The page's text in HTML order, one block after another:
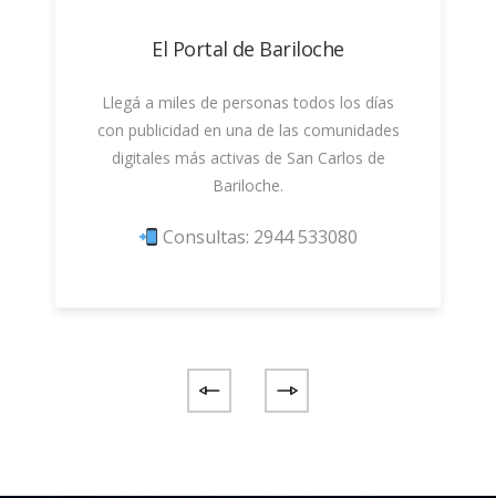
El Portal de Bariloche
Llegá a miles de personas todos los días
con publicidad en una de las comunidades
digitales más activas de San Carlos de
Bariloche.
Consultas: 2944 533080